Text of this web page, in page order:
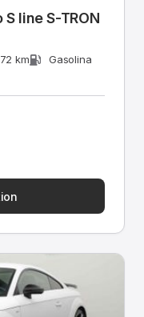
line S-TRON
km
Gasolina